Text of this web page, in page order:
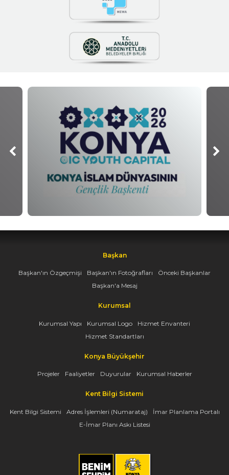
Başkan
Başkan'ın Özgeçmişi Başkan'ın Fotoğrafları
Önceki Başkanlar
Başkan'a Mesaj
Kurumsal
Kurumsal Yapı Kurumsal Logo
Hizmet Envanteri
Hizmet Standartları
Konya Büyükşehir
Projeler Faaliyetler Duyurular Kurumsal Haberler
Kent Bilgi Sistemi
Kent Bilgi Sistemi Adres İşlemleri (Numarataj)
İmar Planlama Portalı
E-İmar Planı Askı Listesi